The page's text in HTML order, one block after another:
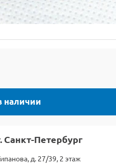
наличии
Санкт-Петербург
д. 27/39, 2 этаж